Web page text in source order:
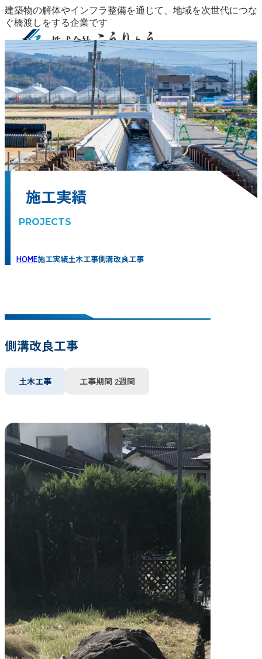
建築物の解体やインフラ整備を通じて、地域を次世代につな
ぐ橋渡しをする企業です
事業紹介
地域整備COMMUNITY DEVELOPMENT インフラ整備
INFRASTRUCTURE 資源循環・廃棄物管理WASTE
MANAGEMENT 外構工事EXTERIOR DESIGN 冬季安全対策
WINTER SAFETY SERVICES
安全・品質 施工実績 保有設備 CSR
会社概要
代表挨拶・ビジョンCEO MESSAGE 会社情報COMPANY
PROFILE アクセス・拠点ACCESS / LOCATIONS
採用情報
事業紹介 安全・品質 施工実績 保有設備 CSR 会社概要 採用
情報 お問い合わせ
施工実績
PROJECTS
HOME施工実績土木工事側溝改良工事
側溝改良工事
土木工事 工事期間 2週間